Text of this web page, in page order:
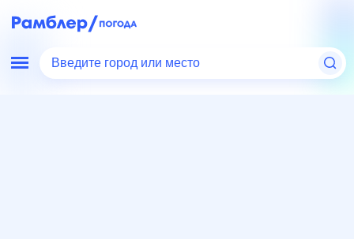
Введите город или место